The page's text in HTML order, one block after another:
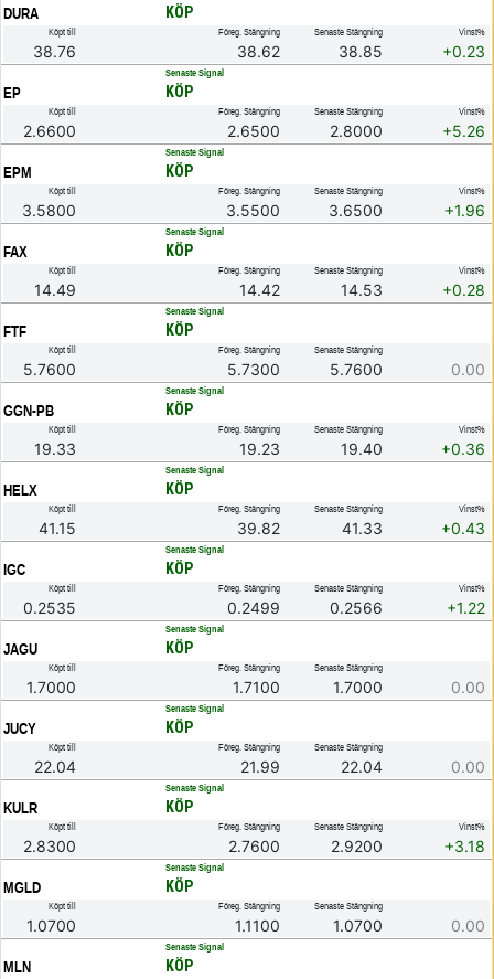
DURA KÖP
Köpt till
38.76
Föreg. Stängning
38.62
Senaste Stängning
38.85
Vinst%
+0.23
EP
Senaste Signal
KÖP
Köpt till
2.6600
Föreg. Stängning
2.6500
Senaste Stängning
2.8000
Vinst%
+5.26
EPM
Senaste Signal
KÖP
Köpt till
3.5800
Föreg. Stängning
3.5500
Senaste Stängning
3.6500
Vinst%
+1.96
FAX
Senaste Signal
KÖP
Köpt till
14.49
Föreg. Stängning
14.42
Senaste Stängning
14.53
Vinst%
+0.28
FTF
Senaste Signal
KÖP
Köpt till
5.7600
Föreg. Stängning
5.7300
Senaste Stängning
5.7600 0.00
GGN-PB
Senaste Signal
KÖP
Köpt till
19.33
Föreg. Stängning
19.23
Senaste Stängning
19.40
Vinst%
+0.36
HELX
Senaste Signal
KÖP
Köpt till
41.15
Föreg. Stängning
39.82
Senaste Stängning
41.33
Vinst%
+0.43
IGC
Senaste Signal
KÖP
Köpt till
0.2535
Föreg. Stängning
0.2499
Senaste Stängning
0.2566
Vinst%
+1.22
JAGU
Senaste Signal
KÖP
Köpt till
1.7000
Föreg. Stängning
1.7100
Senaste Stängning
1.7000 0.00
JUCY
Senaste Signal
KÖP
Köpt till
22.04
Föreg. Stängning
21.99
Senaste Stängning
22.04 0.00
KULR
Senaste Signal
KÖP
Köpt till
2.8300
Föreg. Stängning
2.7600
Senaste Stängning
2.9200
Vinst%
+3.18
MGLD
Senaste Signal
KÖP
Köpt till
1.0700
Föreg. Stängning
1.1100
Senaste Stängning
1.0700 0.00
MLN
Senaste Signal
KÖP